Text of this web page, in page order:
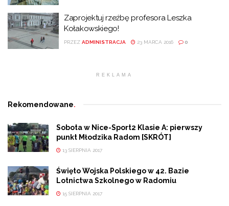
Zaprojektuj rzeźbę profesora Leszka
Kołakowskiego!
PRZEZ ADMINISTRACJA 23 MARCA 2016 0
REKLAMA
Rekomendowane.
Sobota w Nice-Sport2 Klasie A: pierwszy
punkt Młodzika Radom [SKRÓT]
13 SIERPNIA 2017
Święto Wojska Polskiego w 42. Bazie
Lotnictwa Szkolnego w Radomiu
15 SIERPNIA 2017